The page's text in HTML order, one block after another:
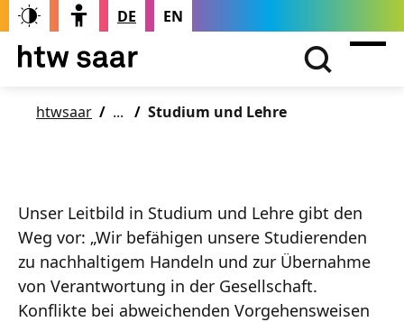
DE EN
htwsaar Studium und Lehre
Unser Leitbild in Studium und Lehre gibt den
Weg vor: „Wir befähigen unsere Studierenden
zu nachhaltigem Handeln und zur Übernahme
von Verantwortung in der Gesellschaft.
Konflikte bei abweichenden Vorgehensweisen